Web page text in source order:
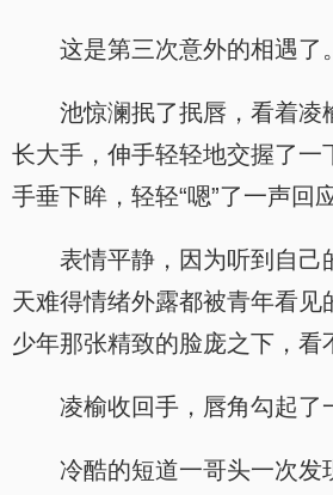
这是第三次意外的相遇了。
池惊澜抿了抿唇，看着凌
长大手，伸手轻轻地交握了一
手垂下眸，轻轻“嗯”了一声回应
表情平静，因为听到自己
天难得情绪外露都被青年看见
少年那张精致的脸庞之下，看
凌榆收回手，唇角勾起了
冷酷的短道一哥头一次发